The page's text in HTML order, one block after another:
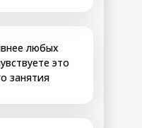
любых
это
занятия
15-21 день